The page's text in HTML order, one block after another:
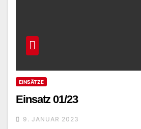
EINSÄTZE
Einsatz 01/23
9. JANUAR 2023